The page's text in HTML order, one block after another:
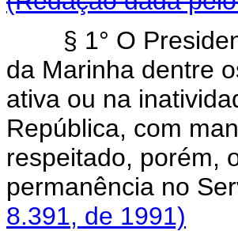
§ 1° O
da Marinha dentre
ativa ou na
República, com
respeitado, porém,
permanência no
8.391, de 1991)